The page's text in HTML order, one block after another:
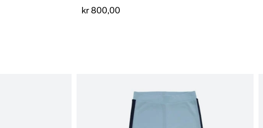
kr 800,00